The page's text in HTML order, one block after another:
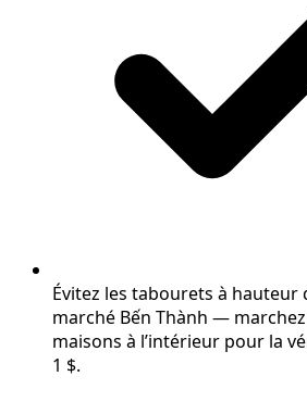
Évitez les tabourets à
marché Bến Thành —
maisons à l’intérieur pour la
1 $.